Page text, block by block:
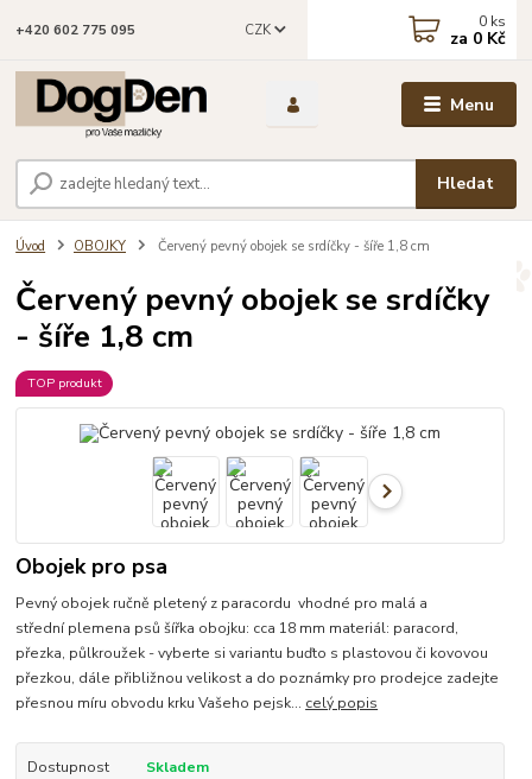
Menu
CZK
Hledat
+420 602 775 095 0 ks
za 0 Kč
Úvod OBOJKY Červený pevný obojek se srdíčky - šíře 1,8 cm
Červený pevný obojek se srdíčky
- šíře 1,8 cm
TOP produkt
Obojek pro psa
Pevný obojek ručně pletený z paracordu vhodné pro malá a
střední plemena psů šířka obojku: cca 18 mm materiál: paracord,
přezka, půlkroužek - vyberte si variantu buďto s plastovou či kovovou
přezkou, dále přibližnou velikost a do poznámky pro prodejce zadejte
přesnou míru obvodu krku Vašeho pejsk... celý popis
Dostupnost
Skladem